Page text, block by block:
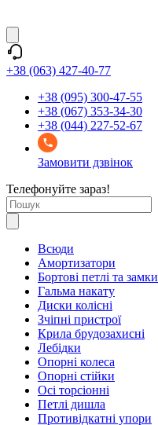
+38 (063) 427-40-77
+38 (095) 300-47-55
+38 (067) 353-34-30
+38 (044) 227-52-67
Замовити дзвінок
Телефонуйте зараз!
Всюди
Амортизатори
Бортові петлі та замки
Гальма накату
Диски колісні
Зчіпні пристрої
Крила брудозахисні
Лебідки
Опорні колеса
Опорні стійки
Осі торсіонні
Петлі дишла
Противідкатні упори